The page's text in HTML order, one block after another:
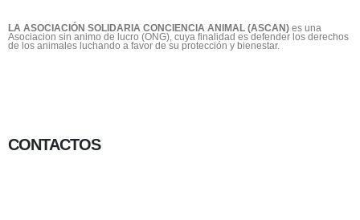
LA ASOCIACIÓN SOLIDARIA CONCIENCIA ANIMAL (ASCAN) es una
Asociacion sin animo de lucro (ONG), cuya finalidad es defender los derechos
de los animales luchando a favor de su protección y bienestar.
CONTACTOS